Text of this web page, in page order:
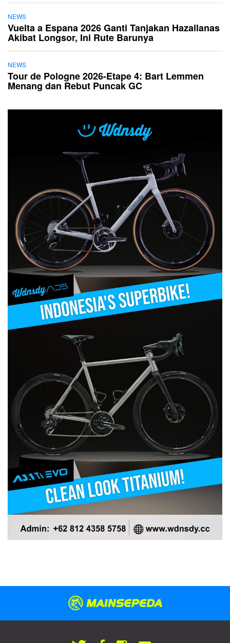
NEWS
Vuelta a Espana 2026 Ganti Tanjakan Hazallanas
Akibat Longsor, Ini Rute Barunya
NEWS
Tour de Pologne 2026-Etape 4: Bart Lemmen
Menang dan Rebut Puncak GC